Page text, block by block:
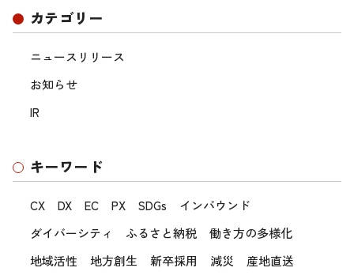
カテゴリー
ニュースリリース
お知らせ
IR
キーワード
CX DX EC PX SDGs
インバウンド
ダイバーシティ
ふるさと納税
働き方の多様化
地域活性
地方創生 新卒採用 減災
産地直送